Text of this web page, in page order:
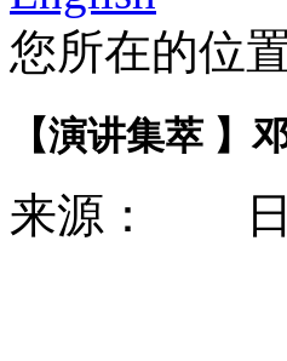
您所在的位置
【演讲集萃 】
来源： 日